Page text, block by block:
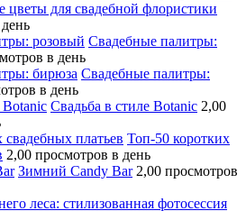
для свадебной флористики
Свадебные палитры:
в день
Свадебные палитры:
в день
Свадьба в стиле Botanic 2,00
Топ-50 коротких
2,00 просмотров в день
Зимний Candy Bar 2,00 просмотров